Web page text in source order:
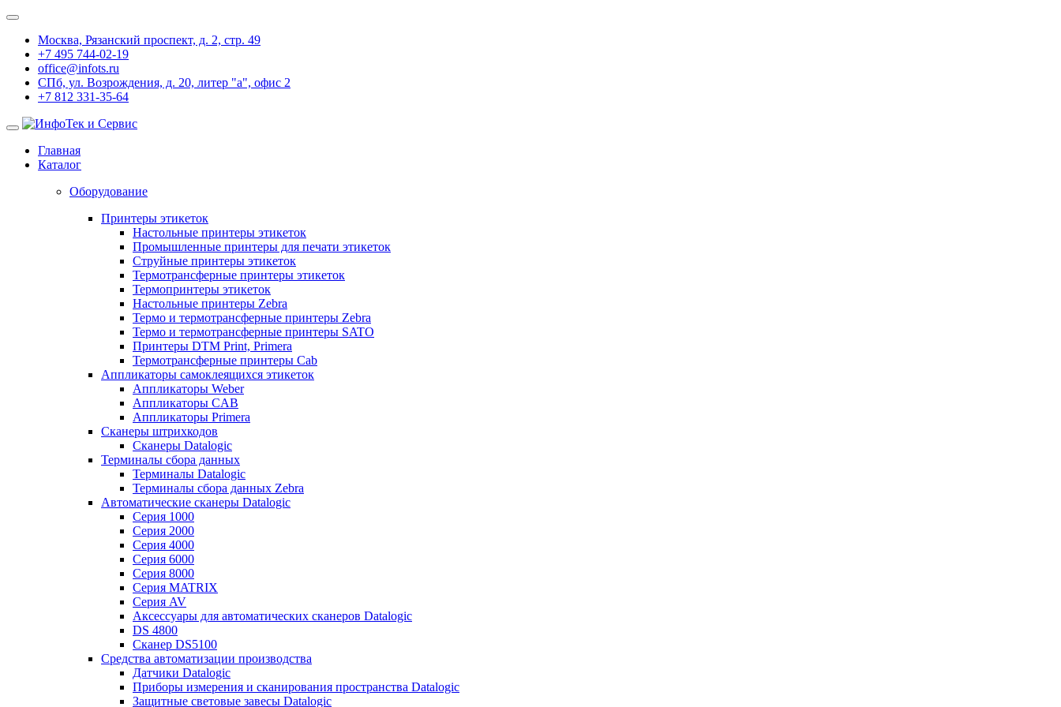
Москва, Рязанский проспект, д. 2, стр. 49
+7 495 744-02-19
office@infots.ru
СПб, ул. Возрождения, д. 20, литер "a", офис 2
+7 812 331-35-64
Главная
Каталог
Оборудование
Принтеры этикеток
Настольные принтеры этикеток
Промышленные принтеры для печати этикеток
Струйные принтеры этикеток
Термотрансферные принтеры этикеток
Термопринтеры этикеток
Настольные принтеры Zebra
Термо и термотрансферные принтеры Zebra
Термо и термотрансферные принтеры SATO
Принтеры DTM Print, Primera
Термотрансферные принтеры Cab
Аппликаторы самоклеящихся этикеток
Аппликаторы Weber
Аппликаторы CAB
Аппликаторы Primera
Сканеры штрихкодов
Сканеры Datalogic
Терминалы сбора данных
Терминалы Datalogic
Терминалы сбора данных Zebra
Автоматические сканеры Datalogic
Серия 1000
Серия 2000
Серия 4000
Серия 6000
Серия 8000
Серия MATRIX
Серия AV
Аксессуары для автоматических сканеров Datalogic
DS 4800
Сканер DS5100
Средства автоматизации производства
Датчики Datalogic
Приборы измерения и сканирования пространства Datalogic
Защитные световые завесы Datalogic